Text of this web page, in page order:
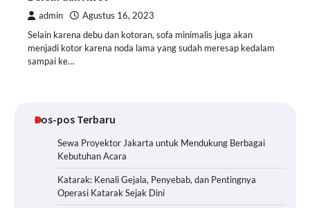
admin Agustus 16, 2023
Selain karena debu dan kotoran, sofa minimalis juga akan
menjadi kotor karena noda lama yang sudah meresap kedalam
sampai ke…
Pos-pos Terbaru
Sewa Proyektor Jakarta untuk Mendukung Berbagai
Kebutuhan Acara
Katarak: Kenali Gejala, Penyebab, dan Pentingnya
Operasi Katarak Sejak Dini